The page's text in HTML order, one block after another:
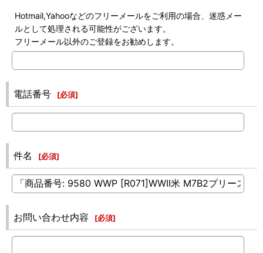
Hotmail,Yahooなどのフリーメールをご利用の場合、迷惑メー
ルとして処理される可能性がございます。
フリーメール以外のご登録をお勧めします。
電話番号 [必須]
件名 [必須]
お問い合わせ内容 [必須]